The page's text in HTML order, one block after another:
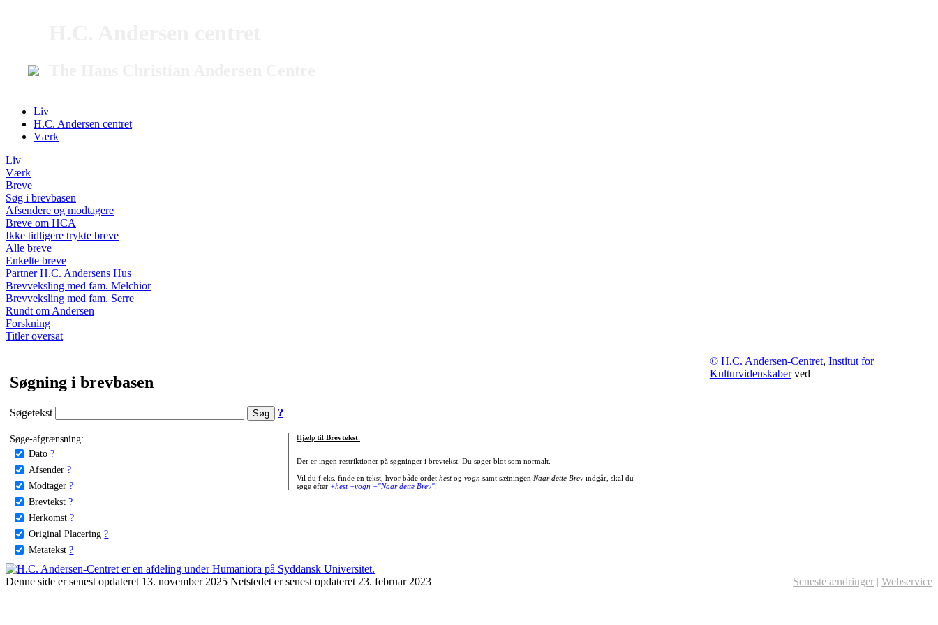
Liv
H.C. Andersen centret
Værk
Liv
Værk
Breve
Søg i brevbasen
Afsendere og modtagere
Breve om HCA
Ikke tidligere trykte breve
Alle breve
Enkelte breve
Partner H.C. Andersens Hus
Brevveksling med fam. Melchior
Brevveksling med fam. Serre
Rundt om Andersen
Forskning
Titler oversat
Søgning i brevbasen
Søgetekst ?
Søge-afgrænsning:
Dato ?
Afsender ?
Modtager ?
Brevtekst ?
Herkomst ?
Original Placering ?
Metatekst ?
Hjælp til Brevtekst:
Der er ingen restriktioner på søgninger i brevtekst. Du søger blot som normalt.
Vil du f.eks. finde en tekst, hvor både ordet hestog vogn samt sætningen Naar dette Brevindgår, skal du
søge efter +hest +vogn +"Naar dette Brev".
© H.C. Andersen-Centret, Institut for
Kulturvidenskaberved
Denne side er senest opdateret 13. november 2025 Netstedet er senest opdateret 23. februar 2023 Seneste ændringer | Webservice